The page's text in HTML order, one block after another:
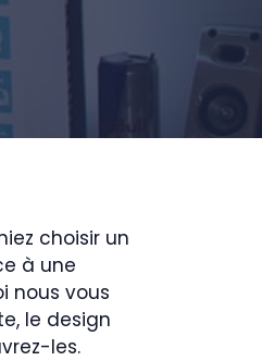
choisir un
à une
nous vous
le design
les.